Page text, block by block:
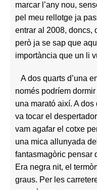
marcar l’any nou,
pel meu rellotge ja
entrar al 2008, doncs,
però ja se sap que
importància que un li
A dos quarts d’una
només podríem
una marató així. A dos
va tocar el
vam agafar el cotxe
una mica allunyada
fantasmagòric pensar
Era negra nit, el
graus. Per les